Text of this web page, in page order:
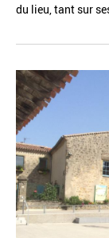
du lieu, tant sur